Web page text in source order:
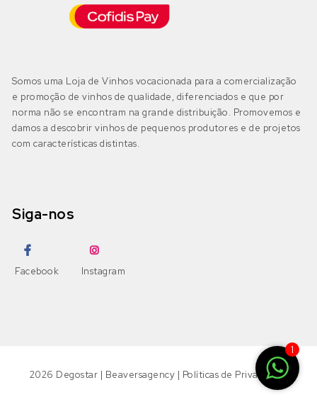
Somos uma Loja de Vinhos vocacionada para a comercialização
e promoção de vinhos de qualidade, diferenciados e que por
norma não se encontram na grande distribuição. Promovemos e
damos a descobrir vinhos de pequenos produtores e de projetos
com características distintas.
Siga-nos
Facebook Instagram
2026 Degostar | Beaversagency | Políticas de Privacidade
1